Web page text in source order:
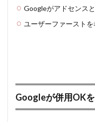
Googleがアドセンス
ユーザーファースト
Googleが併用OK